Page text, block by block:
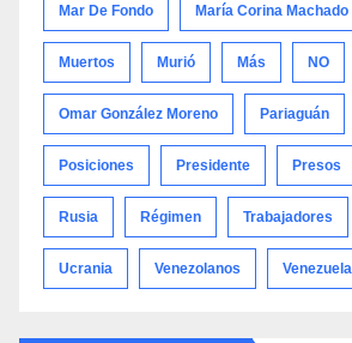
Mar De Fondo María Corina Machado
Muertos Murió Más NO
Omar González Moreno Pariaguán
Posiciones Presidente Presos
Rusia Régimen Trabajadores
Ucrania Venezolanos Venezuela